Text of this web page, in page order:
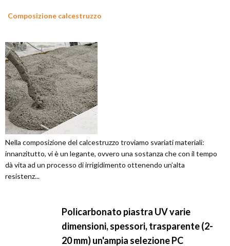
Composizione calcestruzzo
Nella composizione del calcestruzzo troviamo svariati materiali:
innanzitutto, vi è un legante, ovvero una sostanza che con il tempo
dà vita ad un processo di irrigidimento ottenendo un’alta
resistenz...
Policarbonato piastra UV varie
dimensioni, spessori, trasparente (2-
20 mm) un'ampia selezione PC